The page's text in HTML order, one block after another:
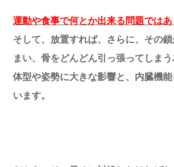
運動や食事で何とか出来る問題ではあ
そして、放置すれば、さらに、その
まい、骨をどんどん引っ張ってしまう
体型や姿勢に大きな影響と、内臓機
います。